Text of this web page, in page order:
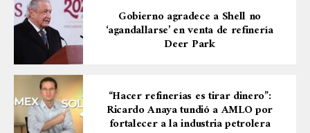
Gobierno agradece a Shell no
‘agandallarse’ en venta de refinería
Deer Park
“Hacer refinerías es tirar dinero”:
Ricardo Anaya tundió a AMLO por
fortalecer a la industria petrolera